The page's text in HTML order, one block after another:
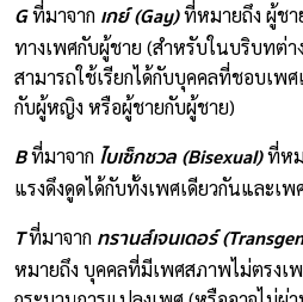
Gที่มาจาก เกย์ (Gay)ที่หมายถึง ผู้ชา
ทางเพศกับผู้ชาย (สำหรับในบริบทต่าง
สามารถใช้เรียกได้กับบุคคลที่ชอบเพ
กับผู้หญิง หรือผู้ชายกับผู้ชาย)
Bที่มาจาก ไบเซ็กชวล (Bisexual)ที่ห
แรงดึงดูดได้กับทั้งเพศเดียวกันและเพ
Tที่มาจาก ทรานส์เจนเดอร์
หมายถึง บุคคลที่มีเพศสภาพไม่ตรงเ